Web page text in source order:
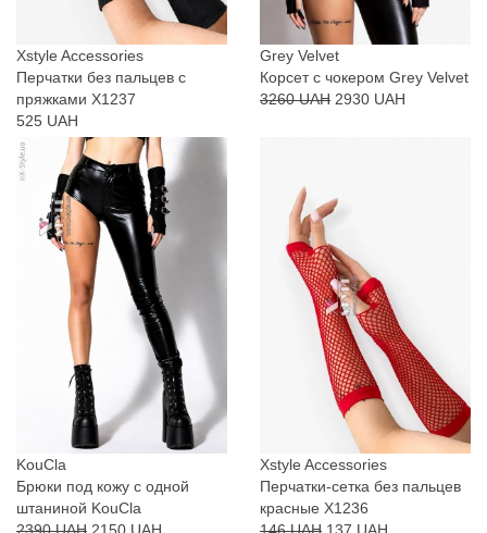
Xstyle Accessories
Перчатки без пальцев с
пряжками X1237
525 UAH
Grey Velvet
Корсет с чокером Grey Velvet
3260 UAH 2930 UAH
KouCla
Брюки под кожу с одной
штаниной KouCla
Xstyle Accessories
Перчатки-сетка без пальцев
красные X1236